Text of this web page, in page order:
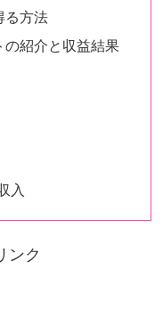
る方法
の紹介と収益結果
入
ンク